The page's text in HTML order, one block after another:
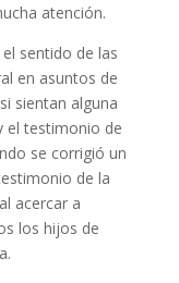
atención.
sentido de las
en asuntos de
sientan alguna
el testimonio de
se corrigió un
de la
acercar a
los hijos de